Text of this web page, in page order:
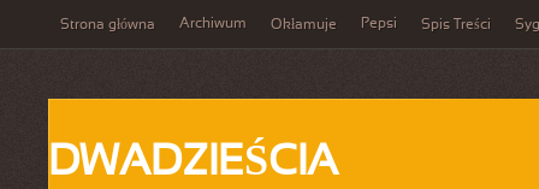
Strona główna Archiwum Okłamuje Pepsi Spis Treści
DWADZIEŚCIA